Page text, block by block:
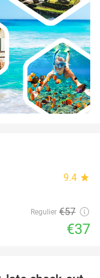
9.4 star
Regulier €57
€37